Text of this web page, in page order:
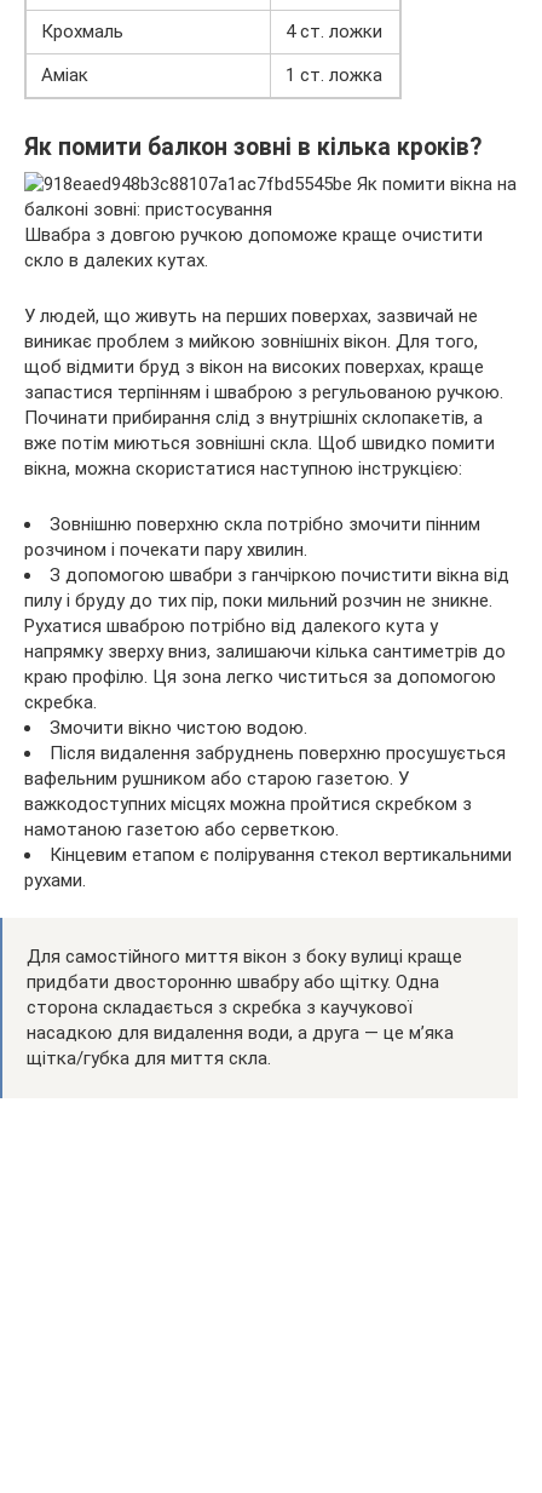
Крохмаль
4 ст. ложки
Аміак
1 ст. ложка
Як помити балкон зовні в кілька кроків?
Швабра з довгою ручкою допоможе краще очистити
скло в далеких кутах.
У людей, що живуть на перших поверхах, зазвичай не
виникає проблем з мийкою зовнішніх вікон. Для того,
щоб відмити бруд з вікон на високих поверхах, краще
запастися терпінням і шваброю з регульованою ручкою.
Починати прибирання слід з внутрішніх склопакетів, а
вже потім миються зовнішні скла. Щоб швидко помити
вікна, можна скористатися наступною інструкцією:
Зовнішню поверхню скла потрібно змочити пінним
розчином і почекати пару хвилин.
З допомогою швабри з ганчіркою почистити вікна від
пилу і бруду до тих пір, поки мильний розчин не зникне.
Рухатися шваброю потрібно від далекого кута у
напрямку зверху вниз, залишаючи кілька сантиметрів до
краю профілю. Ця зона легко чиститься за допомогою
скребка.
Змочити вікно чистою водою.
Після видалення забруднень поверхню просушується
вафельним рушником або старою газетою. У
важкодоступних місцях можна пройтися скребком з
намотаною газетою або серветкою.
Кінцевим етапом є полірування стекол вертикальними
рухами.
Для самостійного миття вікон з боку вулиці краще
придбати двосторонню швабру або щітку. Одна
сторона складається з скребка з каучукової
насадкою для видалення води, а друга — це м’яка
щітка/губка для миття скла.